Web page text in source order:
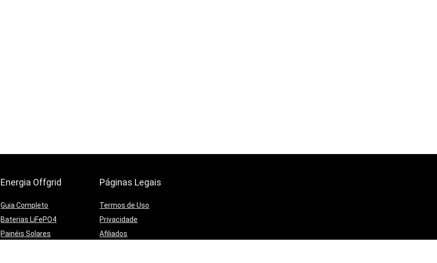
Energia Offgrid
Guia Completo
Baterias LiFePO4
Painéis Solares
Páginas Legais
Termos de Uso
Privacidade
Afiliados